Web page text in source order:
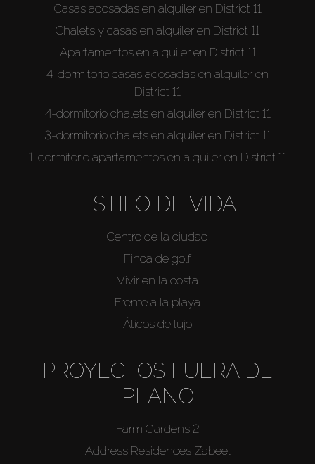
Casas adosadas en alquiler en District 11
Chalets y casas en alquiler en District 11
Apartamentos en alquiler en District 11
4-dormitorio casas adosadas en alquiler en
District 11
4-dormitorio chalets en alquiler en District 11
3-dormitorio chalets en alquiler en District 11
1-dormitorio apartamentos en alquiler en District 11
ESTILO DE VIDA
Centro de la ciudad
Finca de golf
Vivir en la costa
Frente a la playa
Áticos de lujo
PROYECTOS FUERA DE
PLANO
Farm Gardens 2
Address Residences Zabeel